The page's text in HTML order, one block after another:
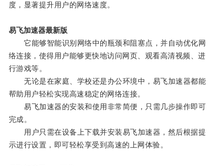
度，显著提升用户的网络速度。
易飞加速器最新版
它能够智能识别网络中的瓶颈和阻塞点，并自动优化网
络连接，使得用户能够更快地访问网页、观看高清视频、进
行游戏等。
无论是在家庭、学校还是办公环境中，易飞加速器都能
帮助用户轻松实现高速稳定的网络连接。
易飞加速器的安装和使用非常简便，只需几步操作即可
完成。
用户只需在设备上下载并安装易飞加速器，然后根据提
示进行设置，即可轻松享受到高速的上网体验。